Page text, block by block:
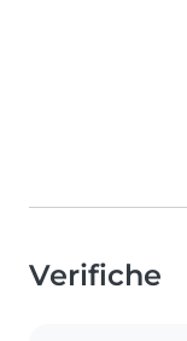
Verifiche